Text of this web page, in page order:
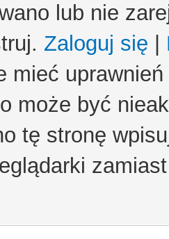
lub nie
Zaloguj się
mieć
może być
tę stronę